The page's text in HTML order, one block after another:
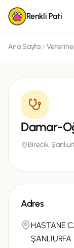
Renkli Pati
Ana Sayfa
Damar-
Birecik,
Adres
HASTANE
ŞANLIURFA